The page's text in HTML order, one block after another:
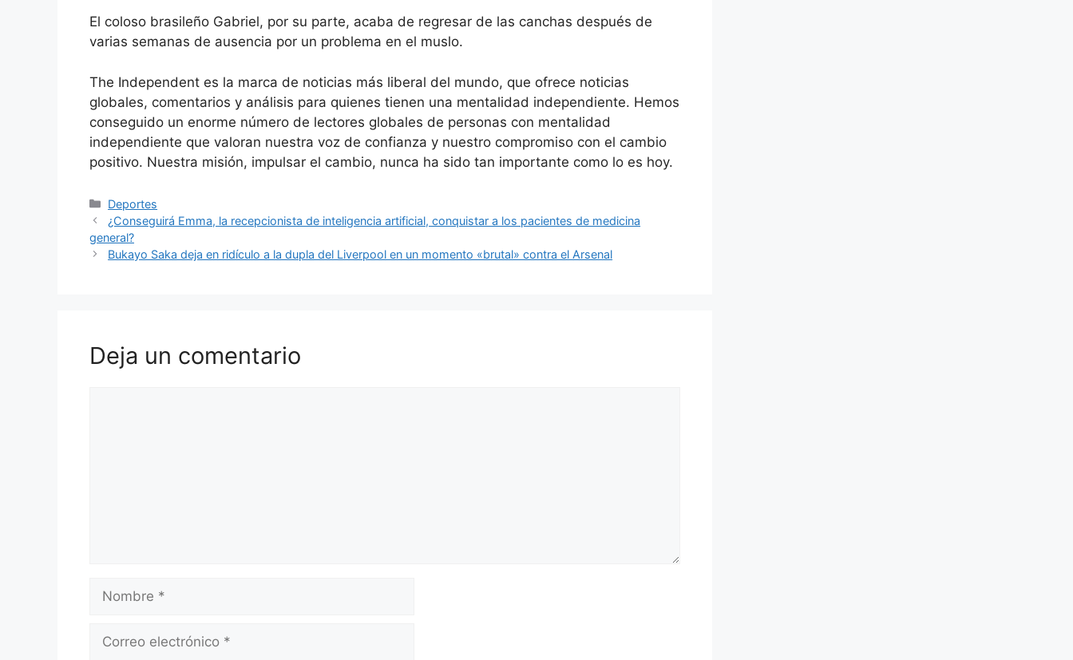
El coloso brasileño Gabriel, por su parte, acaba de regresar de las canchas después de
varias semanas de ausencia por un problema en el muslo.
The Independent es la marca de noticias más liberal del mundo, que ofrece noticias
globales, comentarios y análisis para quienes tienen una mentalidad independiente. Hemos
conseguido un enorme número de lectores globales de personas con mentalidad
independiente que valoran nuestra voz de confianza y nuestro compromiso con el cambio
positivo. Nuestra misión, impulsar el cambio, nunca ha sido tan importante como lo es hoy.
Categorías
Deportes
¿Conseguirá Emma, ​​la recepcionista de inteligencia artificial, conquistar a los pacientes de medicina
general?
Bukayo Saka deja en ridículo a la dupla del Liverpool en un momento «brutal» contra el Arsenal
Deja un comentario
electrónico